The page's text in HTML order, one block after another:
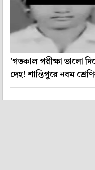
'গতকাল পরীক্ষা ভালো
দেহ! শান্তিপুরে নবম